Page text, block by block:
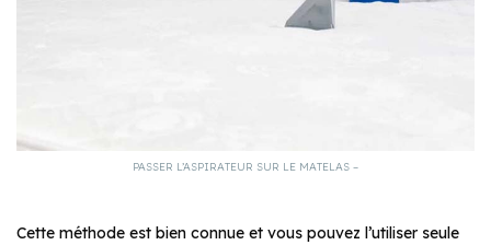
PASSER L’ASPIRATEUR SUR LE MATELAS –
Cette méthode est bien connue et vous pouvez l’utiliser seule